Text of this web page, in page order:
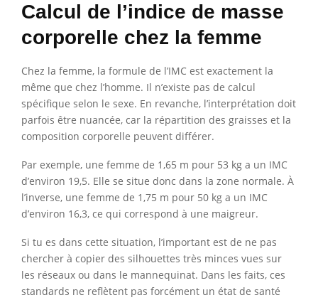
Calcul de l’indice de masse
corporelle chez la femme
Chez la femme, la formule de l’IMC est exactement la
même que chez l’homme. Il n’existe pas de calcul
spécifique selon le sexe. En revanche, l’interprétation doit
parfois être nuancée, car la répartition des graisses et la
composition corporelle peuvent différer.
Par exemple, une femme de 1,65 m pour 53 kg a un IMC
d’environ 19,5. Elle se situe donc dans la zone normale. À
l’inverse, une femme de 1,75 m pour 50 kg a un IMC
d’environ 16,3, ce qui correspond à une maigreur.
Si tu es dans cette situation, l’important est de ne pas
chercher à copier des silhouettes très minces vues sur
les réseaux ou dans le mannequinat. Dans les faits, ces
standards ne reflètent pas forcément un état de santé